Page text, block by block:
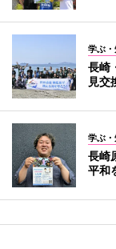
学ぶ・
長崎
見交
学ぶ・
長崎
平和